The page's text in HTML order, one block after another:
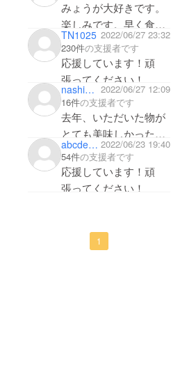
ください。
みょうが大好きです。
楽しみです。早く食べ
たいです。頑張ってく
ださい。
TN1025 2022/06/27 23:32
230件の支援者です
応援しています！頑
張ってください！
nashimarumaru 2022/06/27 12:09
16件の支援者です
去年、いただいた物が
とても美味しかったの
で、また購入する機会
があって嬉しいです！
応援しています！頑
abcdefghijklmnopqrstuvwxyzzzzzz 2022/06/23 19:40
54件の支援者です
応援しています！頑
張ってください！
1